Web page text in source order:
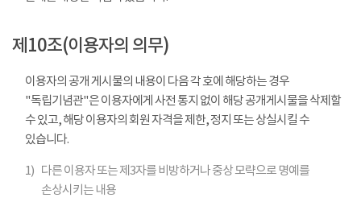
제10조(이용자의 의무)
이용자의 공개 게시물의 내용이 다음 각 호에 해당하는 경우
"독립기념관"은 이용자에게 사전 통지 없이 해당 공개게시물을 삭제할
수 있고, 해당 이용자의 회원 자격을 제한, 정지 또는 상실시킬 수
있습니다.
1) 다른 이용자 또는 제3자를 비방하거나 중상 모략으로 명예를
손상시키는 내용